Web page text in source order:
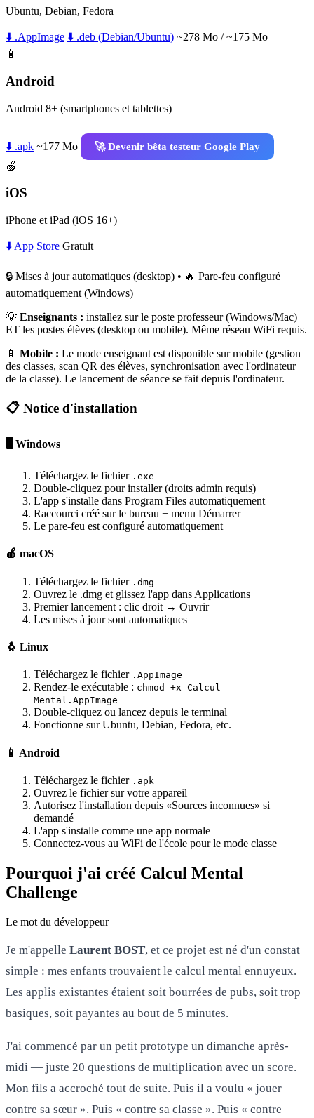
Ubuntu, Debian, Fedora
⬇️ .AppImage ⬇️ .deb (Debian/Ubuntu) ~278 Mo / ~175 Mo
📱
Android
Android 8+ (smartphones et tablettes)
⬇️ .apk ~177 Mo
🚀 Devenir bêta testeur Google Play
🍏
iOS
iPhone et iPad (iOS 16+)
⬇️ App Store Gratuit
🔒 Mises à jour automatiques (desktop) • 🔥 Pare-feu configuré
automatiquement (Windows)
💡 Enseignants : installez sur le poste professeur (Windows/Mac)
ET les postes élèves (desktop ou mobile). Même réseau WiFi requis.
📱 Mobile : Le mode enseignant est disponible sur mobile (gestion
des classes, scan QR des élèves, synchronisation avec l'ordinateur
de la classe). Le lancement de séance se fait depuis l'ordinateur.
📋 Notice d'installation
🖥️ Windows
Téléchargez le fichier .exe
Double-cliquez pour installer (droits admin requis)
L'app s'installe dans Program Files automatiquement
Raccourci créé sur le bureau + menu Démarrer
Le pare-feu est configuré automatiquement
🍎 macOS
Téléchargez le fichier .dmg
Ouvrez le .dmg et glissez l'app dans Applications
Premier lancement : clic droit → Ouvrir
Les mises à jour sont automatiques
🐧 Linux
Téléchargez le fichier .AppImage
Rendez-le exécutable : chmod +x Calcul-
Mental.AppImage
Double-cliquez ou lancez depuis le terminal
Fonctionne sur Ubuntu, Debian, Fedora, etc.
📱 Android
Téléchargez le fichier .apk
Ouvrez le fichier sur votre appareil
Autorisez l'installation depuis «Sources inconnues» si
demandé
L'app s'installe comme une app normale
Connectez-vous au WiFi de l'école pour le mode classe
Pourquoi j'ai créé Calcul Mental
Challenge
Le mot du développeur
Je m'appelle Laurent BOST, et ce projet est né d'un constat
simple : mes enfants trouvaient le calcul mental ennuyeux.
Les applis existantes étaient soit bourrées de pubs, soit trop
basiques, soit payantes au bout de 5 minutes.
J'ai commencé par un petit prototype un dimanche après-
midi — juste 20 questions de multiplication avec un score.
Mon fils a accroché tout de suite. Puis il a voulu « jouer
contre sa sœur ». Puis « contre sa classe ». Puis « contre